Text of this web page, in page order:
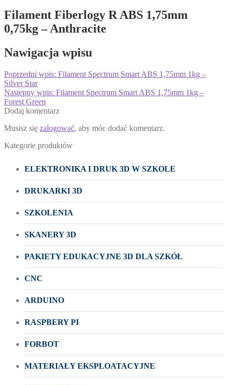
Filament Fiberlogy R ABS 1,75mm
0,75kg – Anthracite
Nawigacja wpisu
Poprzedni wpis: Filament Spectrum Smart ABS 1,75mm 1kg –
Silver Star
Następny wpis: Filament Spectrum Smart ABS 1,75mm 1kg –
Forest Green
Dodaj komentarz
Musisz się zalogować, aby móc dodać komentarz.
Kategorie produktów
ELEKTRONIKA I DRUK 3D W SZKOLE
DRUKARKI 3D
SZKOLENIA
SKANERY 3D
PAKIETY EDUKACYJNE 3D DLA SZKÓŁ
CNC
ARDUINO
RASPBERY PI
FORBOT
MATERIAŁY EKSPLOATACYJNE